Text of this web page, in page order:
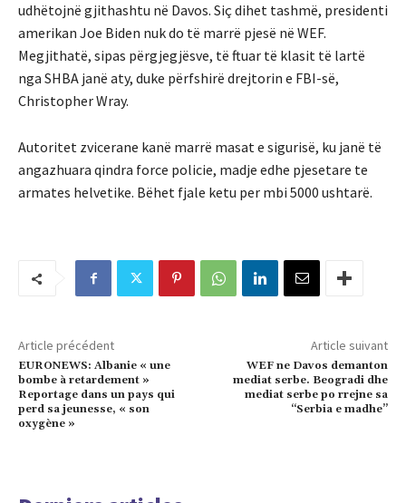
udhëtojnë gjithashtu në Davos. Siç dihet tashmë, presidenti
amerikan Joe Biden nuk do të marrë pjesë në WEF.
Megjithatë, sipas përgjegjësve, të ftuar të klasit të lartë
nga SHBA janë aty, duke përfshirë drejtorin e FBI-së,
Christopher Wray.
Autoritet zvicerane kanë marrë masat e sigurisë, ku janë të
angazhuara qindra force policie, madje edhe pjesetare te
armates helvetike. Bëhet fjale ketu per mbi 5000 ushtarë.
Article précédent
EURONEWS: Albanie « une
bombe à retardement »
Reportage dans un pays qui
perd sa jeunesse, « son
oxygène »
Article suivant
WEF ne Davos demanton
mediat serbe. Beogradi dhe
mediat serbe po rrejne sa
“Serbia e madhe”